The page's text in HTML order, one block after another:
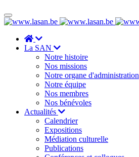
La SAN
Notre histoire
Nos missions
Notre organe d'administration
Notre équipe
Nos membres
Nos bénévoles
Actualités
Calendrier
Expositions
Médiation culturelle
Publications